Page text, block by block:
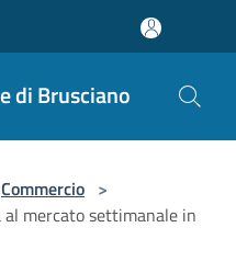
di Brusciano
Commercio >
mercato settimanale in